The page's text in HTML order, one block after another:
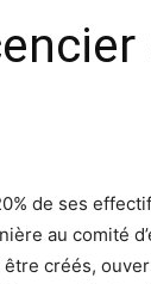
de ses
au comité
créés,